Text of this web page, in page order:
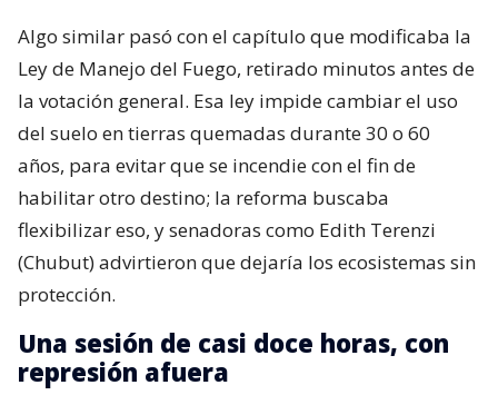
Algo similar pasó con el capítulo que modificaba la
Ley de Manejo del Fuego, retirado minutos antes de
la votación general. Esa ley impide cambiar el uso
del suelo en tierras quemadas durante 30 o 60
años, para evitar que se incendie con el fin de
habilitar otro destino; la reforma buscaba
flexibilizar eso, y senadoras como Edith Terenzi
(Chubut) advirtieron que dejaría los ecosistemas sin
protección.
Una sesión de casi doce horas, con
represión afuera